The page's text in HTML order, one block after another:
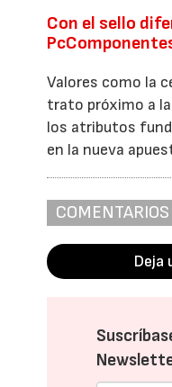
Con el sello
Valores como la
trato próximo a
los atributos
en la nueva
Deja